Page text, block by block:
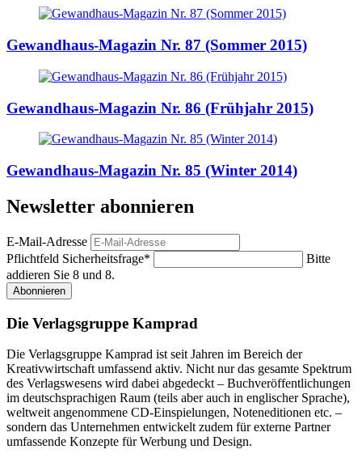
Gewandhaus-Magazin Nr. 87 (Sommer 2015)
Gewandhaus-Magazin Nr. 86 (Frühjahr 2015)
Gewandhaus-Magazin Nr. 85 (Winter 2014)
Newsletter abonnieren
E-Mail-Adresse
Pflichtfeld Sicherheitsfrage*
Bitte
addieren Sie 8 und 8.
Abonnieren
Die Verlagsgruppe Kamprad
Die Verlagsgruppe Kamprad ist seit Jahren im Bereich der
Kreativwirtschaft umfassend aktiv. Nicht nur das gesamte Spektrum
des Verlagswesens wird dabei abgedeckt – Buchveröffentlichungen
im deutschsprachigen Raum (teils aber auch in englischer Sprache),
weltweit angenommene CD-Einspielungen, Noteneditionen etc. –
sondern das Unternehmen entwickelt zudem für externe Partner
umfassende Konzepte für Werbung und Design.